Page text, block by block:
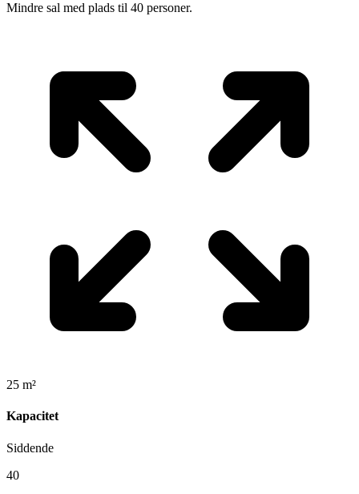
Mindre sal med plads til 40 personer.
25 m²
Kapacitet
Siddende
40